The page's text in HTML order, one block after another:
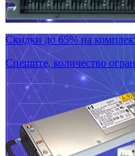
Скидки до 65% на
Спешите, количество